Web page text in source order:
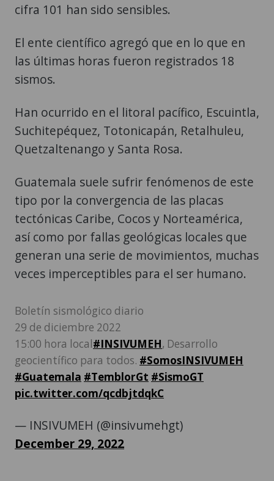
cifra 101 han sido sensibles.
El ente científico agregó que en lo que en
las últimas horas fueron registrados 18
sismos.
Han ocurrido en el litoral pacífico, Escuintla,
Suchitepéquez, Totonicapán, Retalhuleu,
Quetzaltenango y Santa Rosa.
Guatemala suele sufrir fenómenos de este
tipo por la convergencia de las placas
tectónicas Caribe, Cocos y Norteamérica,
así como por fallas geológicas locales que
generan una serie de movimientos, muchas
veces imperceptibles para el ser humano.
Boletín sismológico diario
29 de diciembre 2022
15:00 hora local#INSIVUMEH, Desarrollo
geocientífico para todos. #SomosINSIVUMEH
#Guatemala #TemblorGt #SismoGT
pic.twitter.com/qcdbjtdqkC
— INSIVUMEH (@insivumehgt)
December 29, 2022